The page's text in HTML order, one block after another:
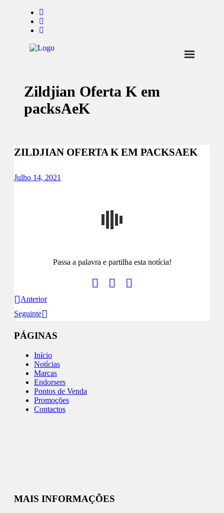
Notícias
Marcas
Pontos de Venda
Zildjian Oferta K em
packsAeK
ZILDJIAN OFERTA K EM PACKSAEK
Julho 14, 2021
Passa a palavra e partilha esta notícia!
Anterior
Seguinte
PÁGINAS
Início
Notícias
Marcas
Endorsers
Pontos de Venda
Promoções
Contactos
MAIS INFORMAÇÕES